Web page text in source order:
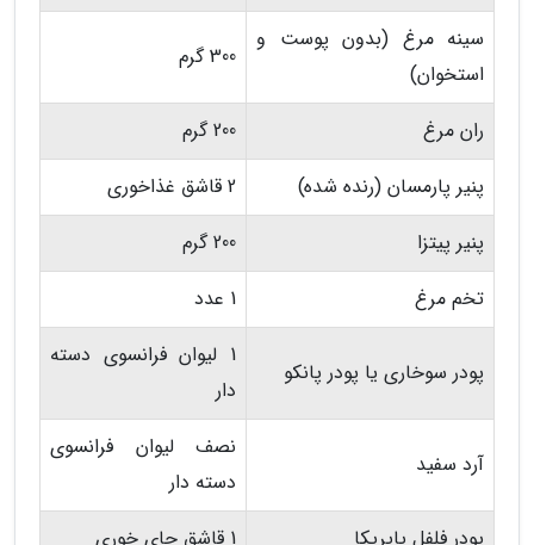
سینه مرغ (بدون پوست و
استخوان)
300 گرم
ران مرغ
200 گرم
پنیر پارمسان (رنده شده)
2 قاشق غذاخوری
پنیر پیتزا
200 گرم
تخم مرغ
1 عدد
پودر سوخاری یا پودر پانکو
1 لیوان فرانسوی دسته
دار
آرد سفید
نصف لیوان فرانسوی
دسته دار
پودر فلفل پاپریکا
1 قاشق چای خوری